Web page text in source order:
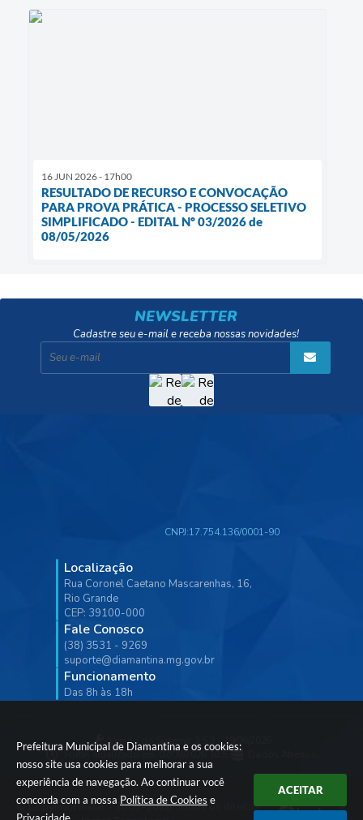
Prefeitura Municipal de Diamantina e os cookies:
nosso site usa cookies para melhorar a sua
experiência de navegação. Ao continuar você
concorda com a nossa Política de Cookies e
ACEITAR
16 JUN 2026 - 17h00
RESULTADO DE RECURSO E CONVOCAÇÃO
PARA PROVA PRÁTICA - PROCESSO SELETIVO
SIMPLIFICADO - EDITAL Nº 03/2026 de
08/05/2026
NEWSLETTER
Cadastre seu e-mail e receba nossas novidades!
Localização
Rua Coronel Caetano Mascarenhas, 16,
Rio Grande
CEP: 39100-000
Fale Conosco
(38) 3531 - 9269
suporte@diamantina.mg.gov.br
Funcionamento
Das 8h às 18h
CNPJ:17.754.136/0001-90
Versão do Sistema:
3.5.3 - 19/06/2026
Portal atualizado em:07/08/2026 16:53
© Copyright Instar - 2006-2026. Todos os direitos